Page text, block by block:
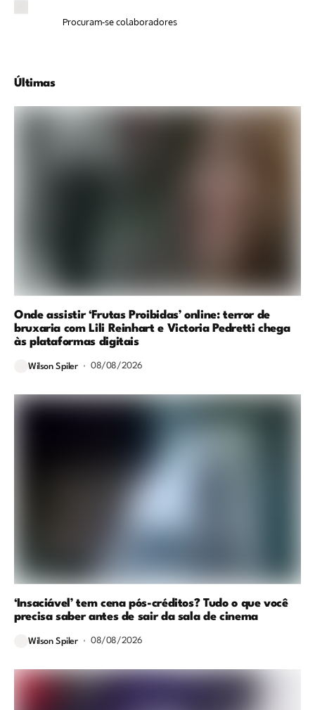
Procuram-se colaboradores
Últimas
Onde assistir ‘Frutas Proibidas’ online: terror de
bruxaria com Lili Reinhart e Victoria Pedretti chega
às plataformas digitais
Wilson Spiler 08/08/2026
‘Insaciável’ tem cena pós-créditos? Tudo o que você
precisa saber antes de sair da sala de cinema
Wilson Spiler 08/08/2026